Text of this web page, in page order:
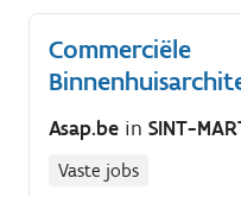
Commerciële
Asap.be in SINT-
Vaste jobs